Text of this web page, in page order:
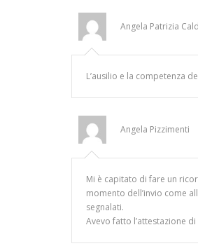
Angela Patrizia
L’ausilio e la competenza
Angela Pizzimenti
Mi è capitato di fare un
momento dell’invio come
segnalati.
Avevo fatto l’attestazione